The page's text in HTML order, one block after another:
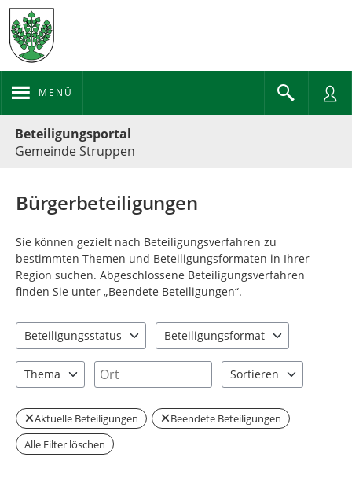
MENÜ
Beteiligungsportal
Gemeinde Struppen
Bürgerbeteiligungen
Sie können gezielt nach Beteiligungsverfahren zu
bestimmten Themen und Beteiligungsformaten in Ihrer
Region suchen. Abgeschlossene Beteiligungsverfahren
finden Sie unter „Beendete Beteiligungen“.
Beteiligungsstatus
Beteiligungsformat
Thema
Ort
Sortieren
Aktuelle Beteiligungen
Beendete Beteiligungen
Alle Filter löschen